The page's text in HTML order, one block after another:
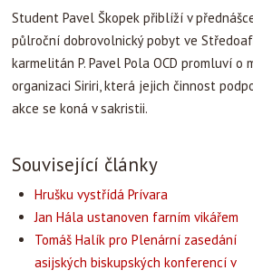
Student Pavel Škopek přiblíží v
půlroční dobrovolnický pobyt ve
karmelitán P. Pavel Pola OCD promluví o
organizaci Siriri, která jejich činnost
akce se koná v sakristii.
Související články
Hrušku vystřídá Prívara
Jan Hála ustanoven farním vikářem
Tomáš Halík pro Plenární zasedání
asijských biskupských konferencí v